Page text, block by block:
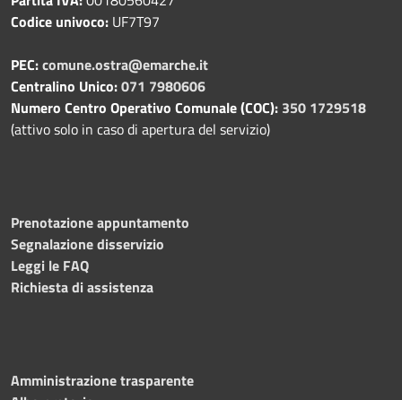
Codice univoco: UF7T97
PEC:comune.ostra@emarche.it
Centralino Unico:071 7980606
Numero Centro Operativo Comunale (COC): 350 1729518
(attivo solo in caso di apertura del servizio)
Prenotazione appuntamento
Segnalazione disservizio
Leggi le FAQ
Richiesta di assistenza
Amministrazione trasparente